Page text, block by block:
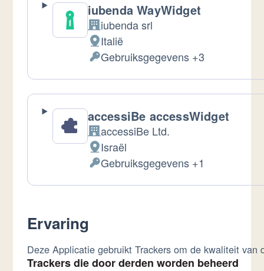
iubenda WayWidget
Bedrijf:
iubenda srl
Verwerkingslocatie:
Italië
Verwerkte
Persoonsgegevens:
Gebruiksgegevens +3
accessiBe accessWidget
Bedrijf:
accessiBe Ltd.
Verwerkingslocatie:
Israël
Verwerkte
Persoonsgegevens:
Gebruiksgegevens +1
Ervaring
Deze Applicatie gebruikt Trackers om de kwaliteit
Trackers die door derden worden beheerd